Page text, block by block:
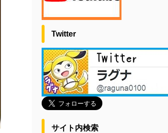
Twitter
サイト内検索